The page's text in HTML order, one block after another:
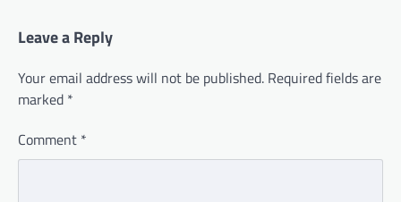
Leave a Reply
Your email address will not be published. Required fields are
marked *
Comment *